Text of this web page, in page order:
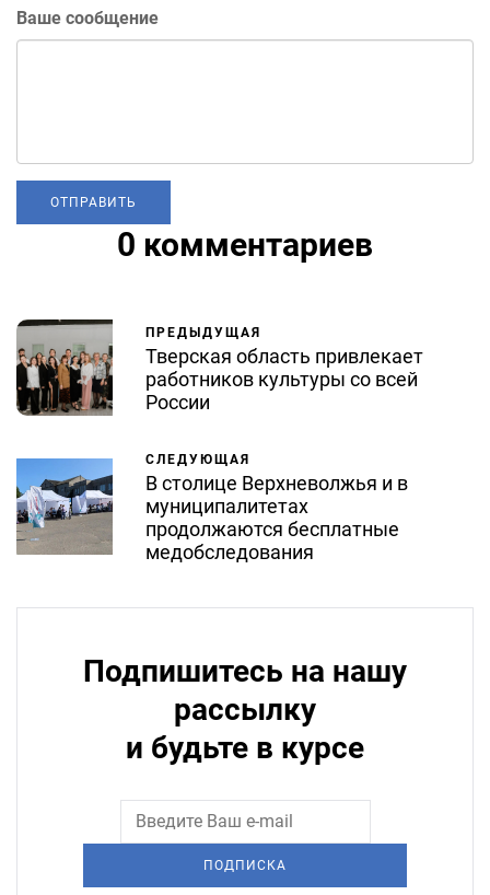
Ваше сообщение
0 комментариев
ПРЕДЫДУЩАЯ
Тверская область привлекает
работников культуры со всей
России
СЛЕДУЮЩАЯ
В столице Верхневолжья и в
муниципалитетах
продолжаются бесплатные
медобследования
Подпишитесь на нашу
рассылку
и будьте в курсе
ПОДПИСКА